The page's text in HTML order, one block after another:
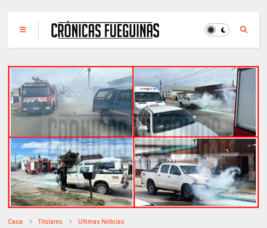
Casa Titulares Ultimas Noticias